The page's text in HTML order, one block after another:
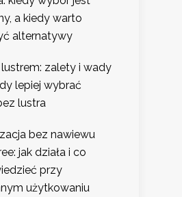
a kiedy warto
alternatywy
zalety i wady
lepiej wybrać
lustra
bez nawiewu
jak działa i co
przy
użytkowaniu